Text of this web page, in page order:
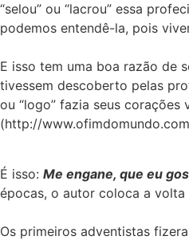
“selou” ou “lacrou” essa
podemos entendê-la, pois
E isso tem uma boa razão de
tivessem descoberto pelas
ou “logo” fazia seus
(http://
É isso: Me engane, que eu
épocas, o autor coloca a
Os primeiros adventistas